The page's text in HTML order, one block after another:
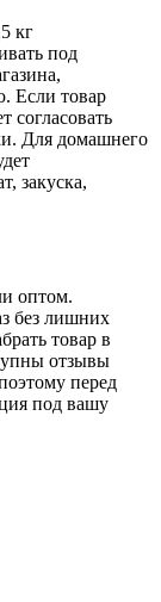
кг
под
Если товар
согласовать
Для домашнего
закуска,
оптом.
без лишних
товар в
отзывы
перед
под вашу